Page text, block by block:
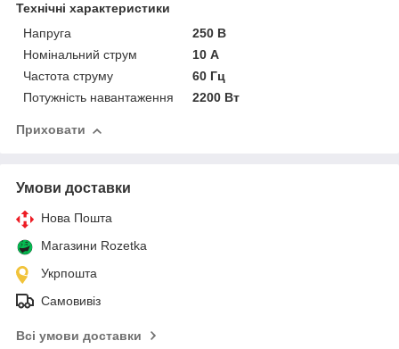
Технічні характеристики
Напруга
250 В
Номінальний струм
10 А
Частота струму
60 Гц
Потужність навантаження
2200 Вт
Приховати
Умови доставки
Нова Пошта
Магазини Rozetka
Укрпошта
Самовивіз
Всі умови доставки